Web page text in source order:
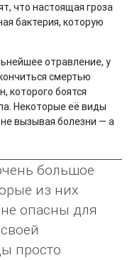
что настоящая гроза
бактерия, которую
отравление, у
смертью
которого боятся
Некоторые её виды
вызывая болезни — а
большое
из них
опасны для
просто